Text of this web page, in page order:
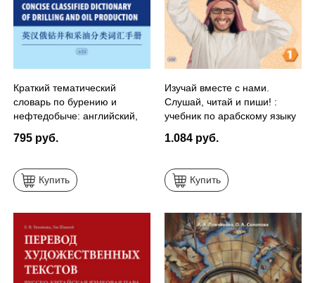
Краткий тематический
словарь по бурению и
нефтедобыче: английский,
795 руб.
Купить
Изучай вместе с нами.
Слушай, читай и пиши! :
учебник по арабскому языку
уровни). Часть 1
1.084 руб.
Купить